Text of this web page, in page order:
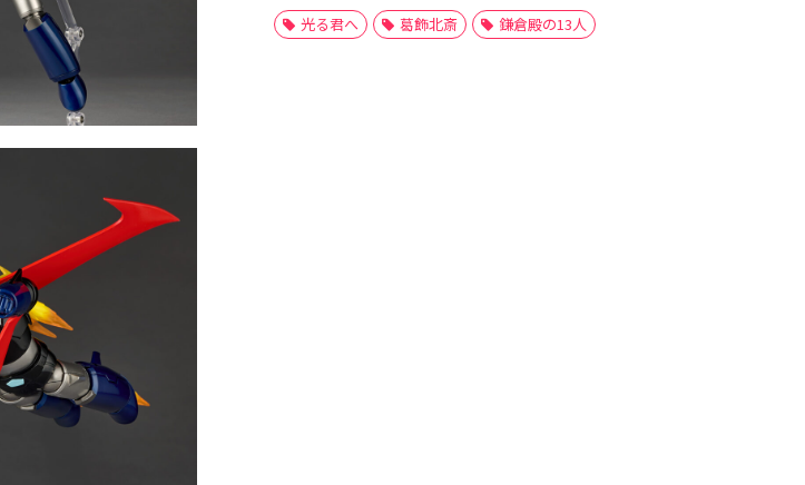
光る君へ
葛飾北斎 鎌倉殿の13人